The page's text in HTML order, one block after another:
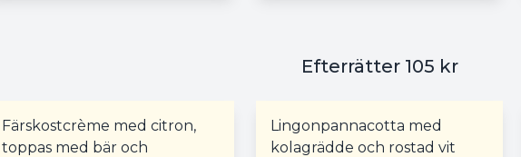
Efterrätter 105 kr
Färskostcrème med citron,
toppas med bär och
Lingonpannacotta med
kolagrädde och rostad vit